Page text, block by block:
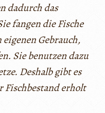
dadurch das
fangen die Fische
Gebrauch,
Sie benutzen dazu
Deshalb gibt es
Fischbestand erholt